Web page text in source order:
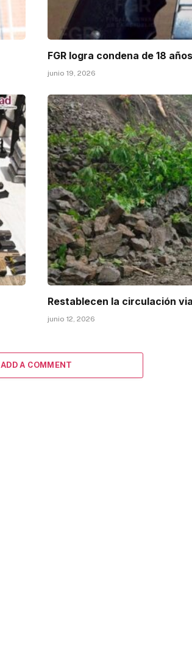
FGR logra condena de 18
junio 19, 2026
Restablecen la circulación
junio 12, 2026
ADD A COMMENT